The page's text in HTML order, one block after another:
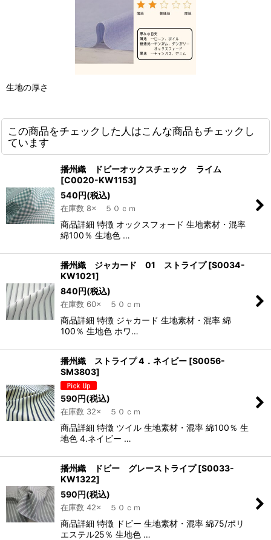
生地の厚さ
この商品をチェックした人はこんな商品もチェックし
ています
播州織 ドビーオックスチェック ライム
[C0020-KW1153]
540円(税込)
在庫数 8× ５０ｃｍ
商品詳細 特徴 オックスフォード 生地素材・混率
綿100％ 生地色 …
播州織 ジャカード 01 ストライプ [S0034-
KW1021]
840円(税込)
在庫数 60× ５０ｃｍ
商品詳細 特徴 ジャカード 生地素材・混率 綿
100％ 生地色 ホワ…
播州織 ストライプ 4．ネイビー [S0056-
SM3803]
590円(税込)
在庫数 32× ５０ｃｍ
商品詳細 特徴 ツイル 生地素材・混率 綿100％ 生
地色 4.ネイビー …
播州織 ドビー グレーストライプ [S0033-
KW1322]
590円(税込)
在庫数 42× ５０ｃｍ
商品詳細 特徴 ドビー 生地素材・混率 綿75/ポリ
エステル25％ 生地色 …